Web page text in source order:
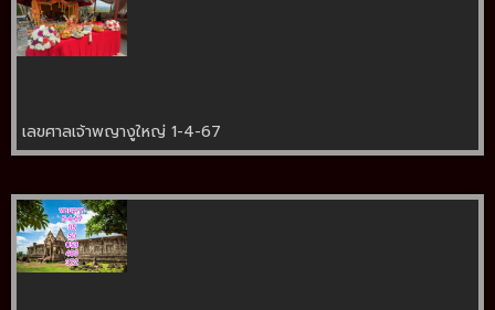
เลขศาลเจ้าพญางูใหญ่ 1-4-67